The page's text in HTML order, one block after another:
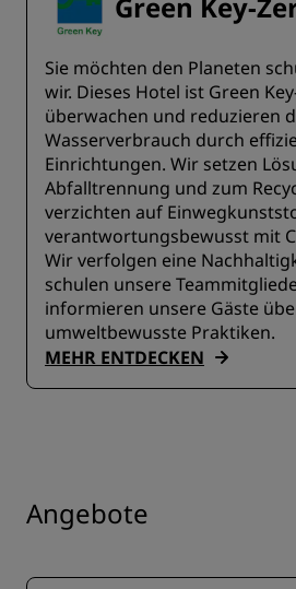
Green Key-
Sie möchten den Planeten
wir. Dieses Hotel ist Green
überwachen und reduzieren
Wasserverbrauch durch
Einrichtungen. Wir setzen
Abfalltrennung und zum
verzichten auf
verantwortungsbewusst mit
Wir verfolgen eine
schulen unsere
informieren unsere Gäste
umweltbewusste Praktiken.
MEHR ENTDECKEN
Angebote